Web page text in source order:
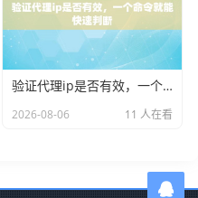
验证代理ip是否有效，一个命令就能快速判断
2026-08-06 11 人在看